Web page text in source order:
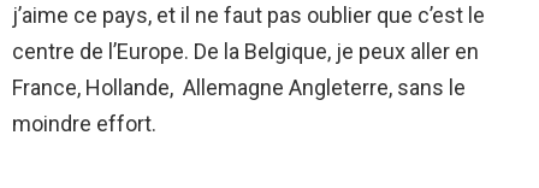
j’aime ce pays, et il ne faut pas oublier que c’est le
centre de l’Europe. De la Belgique, je peux aller en
France, Hollande, Allemagne Angleterre, sans le
moindre effort.